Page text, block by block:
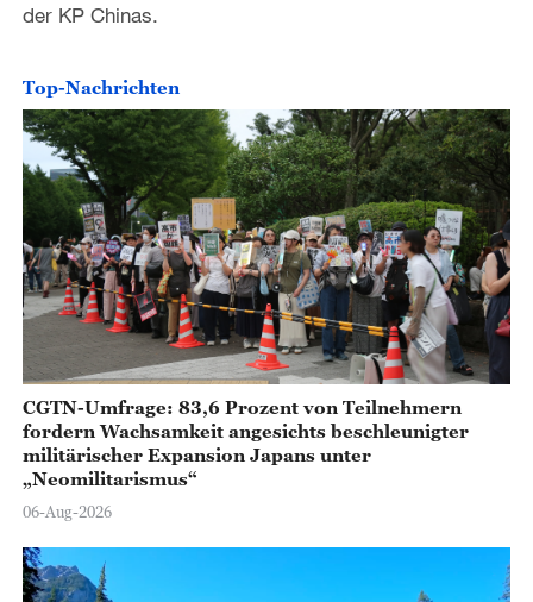
der KP Chinas.
Top-Nachrichten
CGTN-Umfrage: 83,6 Prozent von Teilnehmern
fordern Wachsamkeit angesichts beschleunigter
militärischer Expansion Japans unter
„Neomilitarismus“
06-Aug-2026